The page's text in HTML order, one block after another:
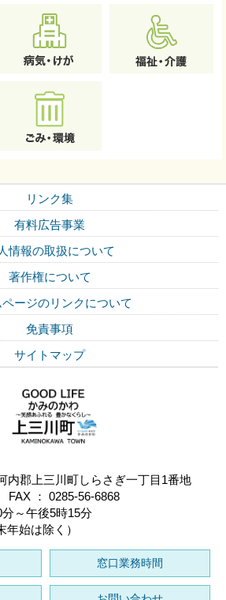
リンク集
有料広告事業
情報の取扱について
著作権について
ージのリンクについて
免責事項
サイトマップ
郡上三川町しらさぎ一丁目1番地
FAX ： 0285-56-6868
～午後5時15分
年始は除く）
窓口業務時間